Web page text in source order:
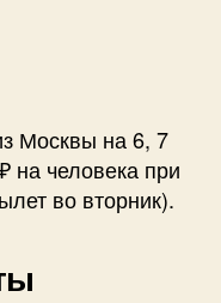
6,
7
и
или
Москвы на 6, 7
на человека при
во вторник).